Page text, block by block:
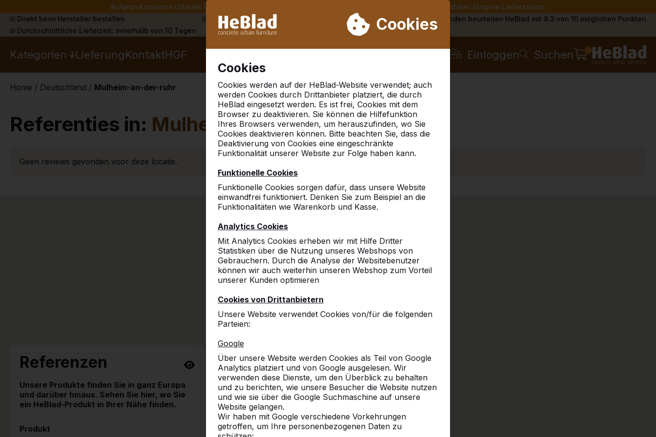
Aufgrund unseres Urlaubs liefern wir von Woche 31 bis Woche 33 nicht. Bitte berücksichtigen Sie daher längere Lieferzeiten.
Cookies
Cookies
Cookies werden auf der HeBlad-Website verwendet; auch
werden Cookies durch Drittanbieter platziert, die durch
HeBlad eingesetzt werden. Es ist frei, Cookies mit dem
Browser zu deaktivieren. Sie können die Hilfefunktion
Ihres Browsers verwenden, um herauszufinden, wo Sie
Cookies deaktivieren können. Bitte beachten Sie, dass die
Deaktivierung von Cookies eine eingeschränkte
Funktionalität unserer Website zur Folge haben kann.
Funktionelle Cookies
Funktionelle Cookies sorgen dafür, dass unsere Website
einwandfrei funktioniert. Denken Sie zum Beispiel an die
Funktionalitäten wie Warenkorb und Kasse.
Analytics Cookies
Mit Analytics Cookies erheben wir mit Hilfe Dritter
Statistiken über die Nutzung unseres Webshops von
Gebrauchern. Durch die Analyse der Websitebenutzer
können wir auch weiterhin unseren Webshop zum Vorteil
unserer Kunden optimieren
Cookies von Drittanbietern
Unsere Website verwendet Cookies von/für die folgenden
Parteien:
Google
Über unsere Website werden Cookies als Teil von Google
Analytics platziert und von Google ausgelesen. Wir
verwenden diese Dienste, um den Überblick zu behalten
und zu berichten, wie unsere Besucher die Website nutzen
und wie sie über die Google Suchmaschine auf unsere
Website gelangen.
Wir haben mit Google verschiedene Vorkehrungen
getroffen, um Ihre personenbezogenen Daten zu
Direkt beim Hersteller bestellen Schon mehr als 30.000 Produkten verkauft
Kunden beurteilen HeBlad mit 9.3 von 10 möglichen Punkten
Durchschnittliche Lieferzeit: innerhalb von 10 Tagen
Kategorien LieferungKontaktHGF Einloggen Suchen 0
Home / Deutschland / Mulheim-an-der-ruhr
Referenties in: Mulheim an der ruhr
Geen reviews gevonden voor deze locatie.
Referenzen
Unsere Produkte finden Sie in ganz Europa
und darüber hinaus. Sehen Sie hier, wo Sie
ein HeBlad-Produkt in Ihrer Nähe finden.
Produkt